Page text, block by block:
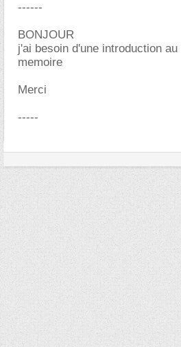
------
BONJOUR
j'ai besoin d'une introduction
memoire
Merci
-----